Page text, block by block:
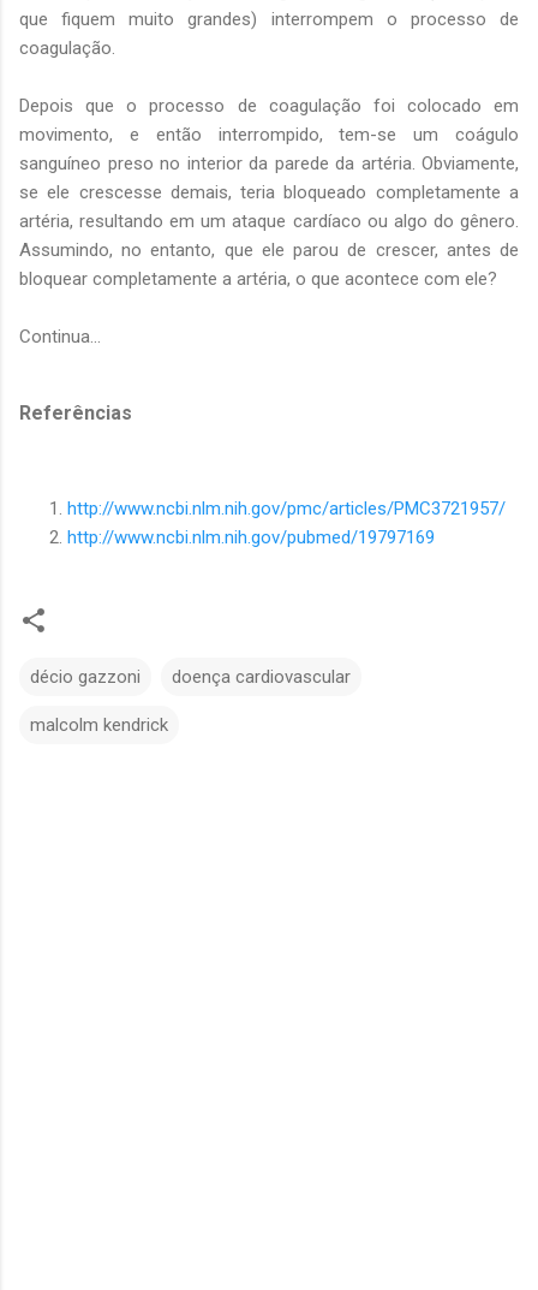
que fiquem muito grandes) interrompem o processo de
coagulação.
Depois que o processo de coagulação foi colocado em
movimento, e então interrompido, tem-se um coágulo
sanguíneo preso no interior da parede da artéria. Obviamente,
se ele crescesse demais, teria bloqueado completamente a
artéria, resultando em um ataque cardíaco ou algo do gênero.
Assumindo, no entanto, que ele parou de crescer, antes de
bloquear completamente a artéria, o que acontece com ele?
Continua…
Referências
http://www.ncbi.nlm.nih.gov/pmc/articles/PMC3721957/
http://www.ncbi.nlm.nih.gov/pubmed/19797169
décio gazzoni doença cardiovascular
malcolm kendrick